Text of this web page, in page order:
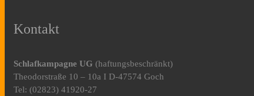
Kontakt
Schlafkampagne UG (haftungsbeschränkt)
Theodorstraße 10 – 10a I D-47574 Goch
Tel: (02823) 41920-27